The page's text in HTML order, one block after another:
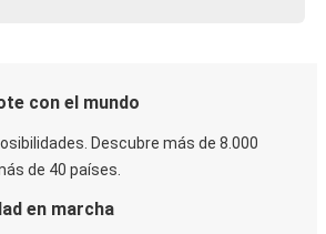
con el mundo
Descubre más de 8.000
de 40 países.
en marcha